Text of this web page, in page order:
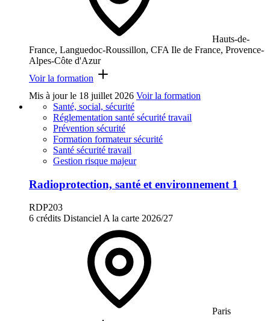
Hauts-de-
France, Languedoc-Roussillon, CFA Ile de France, Provence-
Alpes-Côte d'Azur
Voir la formation
Mis à jour le 18 juillet 2026 Voir la formation
Santé, social, sécurité
Réglementation santé sécurité travail
Prévention sécurité
Formation formateur sécurité
Santé sécurité travail
Gestion risque majeur
Radioprotection, santé et environnement 1
RDP203
6 crédits Distanciel A la carte 2026/27
Paris